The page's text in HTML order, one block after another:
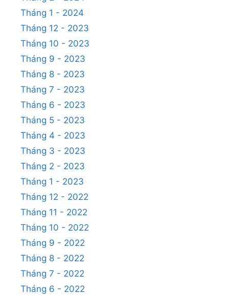
Tháng 1 - 2024
Tháng 12 - 2023
Tháng 10 - 2023
Tháng 9 - 2023
Tháng 8 - 2023
Tháng 7 - 2023
Tháng 6 - 2023
Tháng 5 - 2023
Tháng 4 - 2023
Tháng 3 - 2023
Tháng 2 - 2023
Tháng 1 - 2023
Tháng 12 - 2022
Tháng 11 - 2022
Tháng 10 - 2022
Tháng 9 - 2022
Tháng 8 - 2022
Tháng 7 - 2022
Tháng 6 - 2022